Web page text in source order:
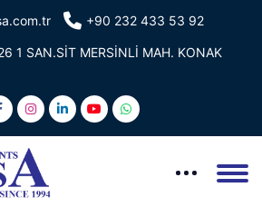
+90 232 433 53 92
1 SAN.SİT MERSİNLİ MAH. KONAK